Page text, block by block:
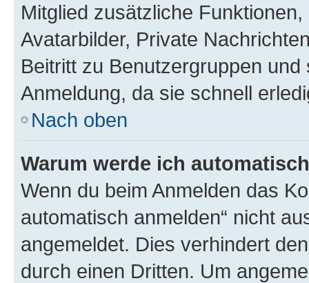
Mitglied zusätzliche
Avatarbilder, Private
Beitritt zu Benutzergruppen
Anmeldung, da sie schnell
Nach oben
Warum werde ich
Wenn du beim Anmelden das
automatisch anmelden“ nicht
angemeldet. Dies verhindert
durch einen Dritten. Um